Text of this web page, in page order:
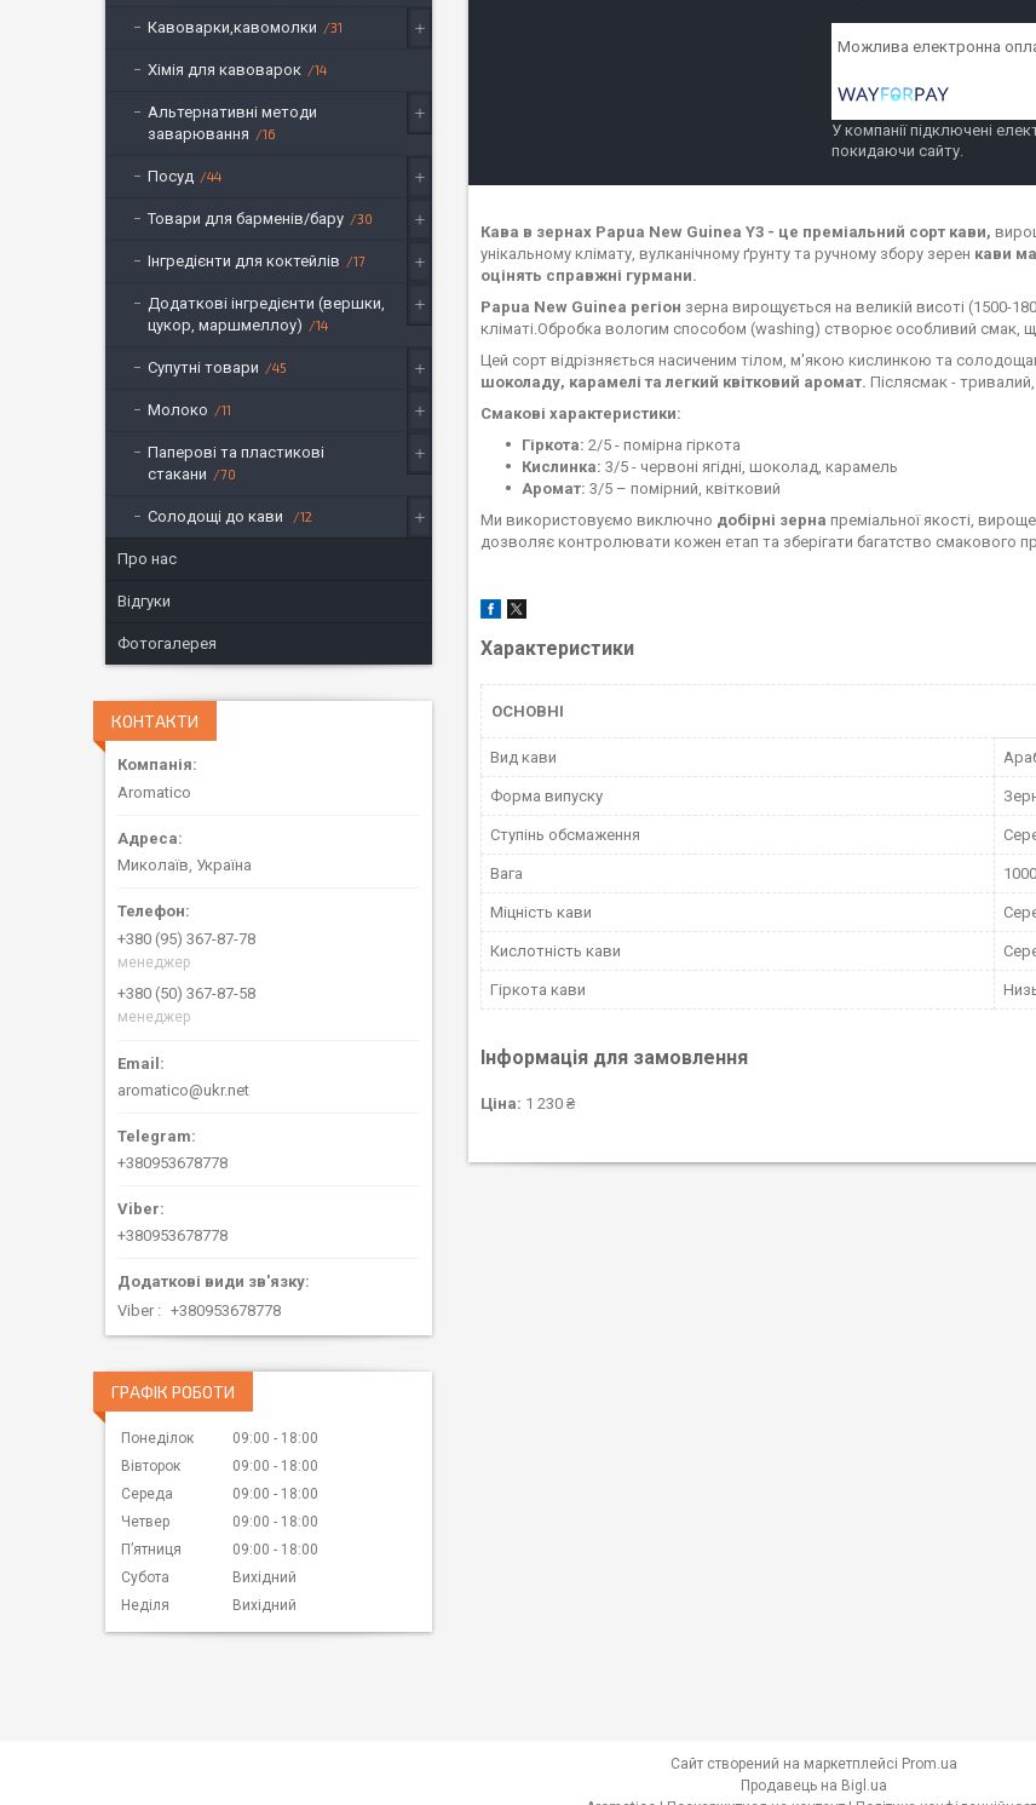
У компанії підключені
покидаючи сайту.
Кава в зернах Papua New Guinea Y3 - це преміальний сорт кави,
унікальному клімату, вулканічному ґрунту та ручному збору зерен кави
оцінять справжні гурмани.
Papua New Guinea регіон зерна вирощується на великій висоті (1500-
кліматі.Обробка вологим способом (washing) створює особливий смак, що
Цей сорт відрізняється насиченим тілом, м'якою кислинкою та
шоколаду, карамелі та легкий квітковий аромат. Післясмак -
Смакові характеристики:
Гіркота: 2/5 - помірна гіркота
Кислинка: 3/5 - червоні ягідні, шоколад, карамель
Аромат: 3/5 – помірний, квітковий
Ми використовуємо виключно добірні зерна преміальної якості,
дозволяє контролювати кожен етап та зберігати багатство смакового
Характеристики
ОСНОВНІ
Вид кави
Форма випуску
Ступінь обсмаження
Вага
Міцність кави
Кислотність кави
Гіркота кави
Інформація для замовлення
Ціна: 1 230 ₴
Кавоварки,кавомолки 31
Хімія для кавоварок 14
Альтернативні методи
заварювання
16
Посуд 44
Товари для барменів/бару 30
Інгредієнти для коктейлів 17
Додаткові інгредієнти (вершки,
цукор, маршмеллоу)
14
Супутні товари 45
Молоко 11
Паперові та пластикові
стакани
70
Солодощі до кави 12
Про нас
Відгуки
Фотогалерея
КОНТАКТИ
Aromatico
Миколаїв, Україна
+380 (95) 367-87-78
менеджер
+380 (50) 367-87-58
менеджер
aromatico@ukr.net
+380953678778
+380953678778
Viber +380953678778
ГРАФІК РОБОТИ
Понеділок 09:00
18:00
Вівторок
09:00
18:00
Середа
09:00
18:00
Четвер
09:00
18:00
Пʼятниця
09:00
18:00
Субота
Вихідний
Неділя
Вихідний
Сайт створений на маркетплейсі Prom.ua
Продавець на Bigl.ua